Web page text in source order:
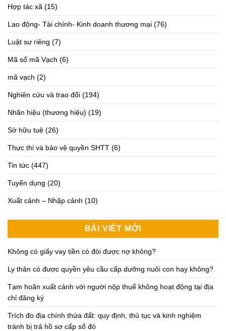
Hợp tác xã (15)
Lao động- Tài chính- Kinh doanh thương mại (76)
Luật sư riêng (7)
Mã số mã Vạch (6)
mã vạch (2)
Nghiên cứu và trao đổi (194)
Nhãn hiệu (thương hiệu) (19)
Sở hữu tuệ (26)
Thực thi và bảo vệ quyền SHTT (6)
Tin tức (447)
Tuyển dụng (20)
Xuất cảnh – Nhập cảnh (10)
BÀI VIẾT MỚI
Không có giấy vay tiền có đòi được nợ không?
Ly thân có được quyền yêu cầu cấp dưỡng nuôi con hay không?
Tạm hoãn xuất cảnh với người nộp thuế không hoạt động tại địa
chỉ đăng ký
Trích đo địa chính thửa đất: quy định, thủ tục và kinh nghiệm
tránh bị trả hồ sơ cấp sổ đỏ